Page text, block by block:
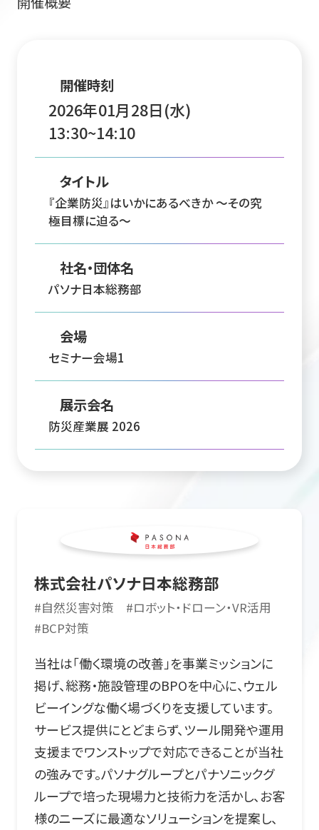
開催時刻
2026年01月28日(水)
13:30~14:10
タイトル
『企業防災』はいかにあるべきか ～その究
極目標に迫る～
社名・団体名
パソナ日本総務部
会場
セミナー会場1
展示会名
防災産業展 2026
株式会社パソナ日本総務部
#自然災害対策 #ロボット・ドローン・VR活用
#BCP対策
当社は「働く環境の改善」を事業ミッションに
掲げ、総務・施設管理のBPOを中心に、ウェル
ビーイングな働く場づくりを支援しています。
サービス提供にとどまらず、ツール開発や運用
支援までワンストップで対応できることが当社
の強みです。パソナグループとパナソニックグ
ループで培った現場力と技術力を活かし、お客
様のニーズに最適なソリューションを提案し、